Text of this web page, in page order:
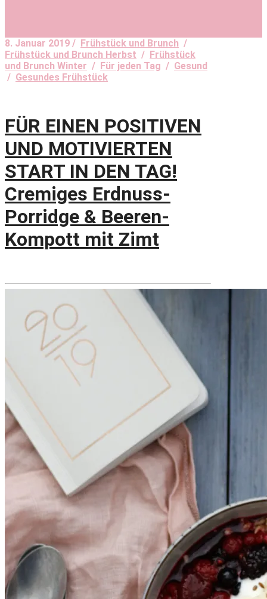
8. Januar 2019 / Frühstück und Brunch /
Frühstück und Brunch Herbst / Frühstück
und Brunch Winter / Für jeden Tag / Gesund
/ Gesundes Frühstück
FÜR EINEN POSITIVEN
UND MOTIVIERTEN
START IN DEN TAG!
Cremiges Erdnuss-
Porridge & Beeren-
Kompott mit Zimt